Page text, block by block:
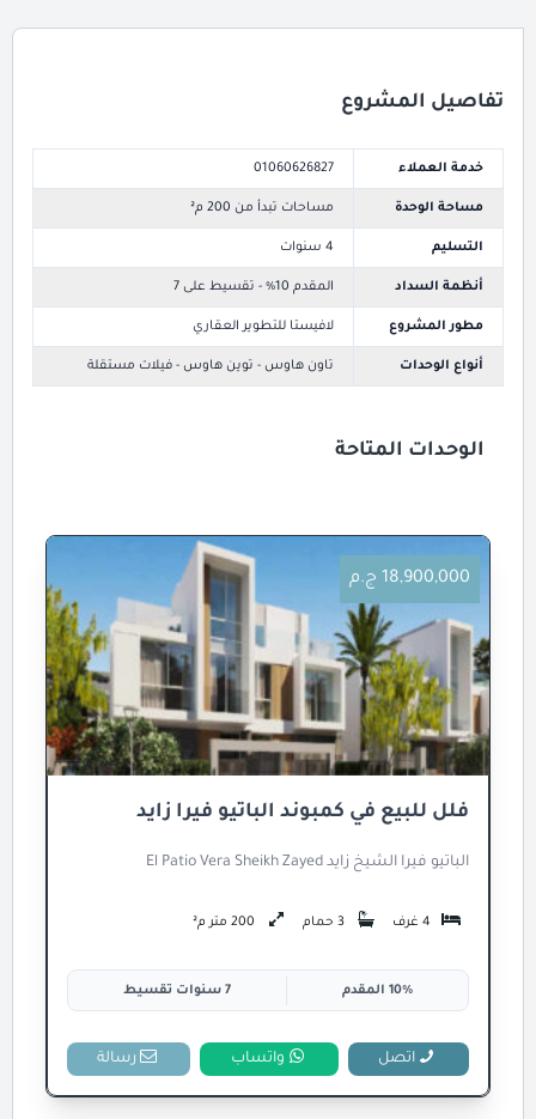
تفاصيل المشروع
خدمة العملاء 01060626827
مساحة الوحدة مساحات تبدأ من 200 م²
التسليم 4 سنوات
أنظمة السداد المقدم 10% - تقسيط على 7
مطور المشروع لافيستا للتطوير العقاري
أنواع الوحدات تاون هاوس - توين هاوس - فيلات مستقلة
الوحدات المتاحة
18,900,000 ج.م
فلل للبيع في كمبوند الباتيو فيرا زايد
الباتيو فيرا الشيخ زايد El Patio Vera Sheikh Zayed
4 غرف 3 حمام 200 متر م²
10% المقدم 7 سنوات تقسيط
اتصل واتساب رسالة